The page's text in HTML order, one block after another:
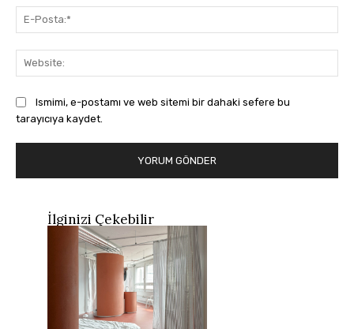
Ismimi, e-postamı ve web sitemi bir dahaki sefere bu
tarayıcıya kaydet.
İlginizi Çekebilir